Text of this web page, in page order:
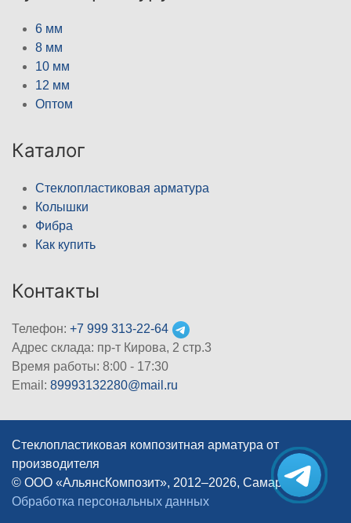
6 мм
8 мм
10 мм
12 мм
Оптом
Каталог
Стеклопластиковая арматура
Колышки
Фибра
Как купить
Контакты
Телефон: +7 999 313-22-64
Адрес склада: пр-т Кирова, 2 стр.3
Время работы: 8:00 - 17:30
Email: 89993132280@mail.ru
Стеклопластиковая композитная арматура от
производителя
© ООО «АльянсКомпозит», 2012–2026, Самара
|
Обработка персональных данных